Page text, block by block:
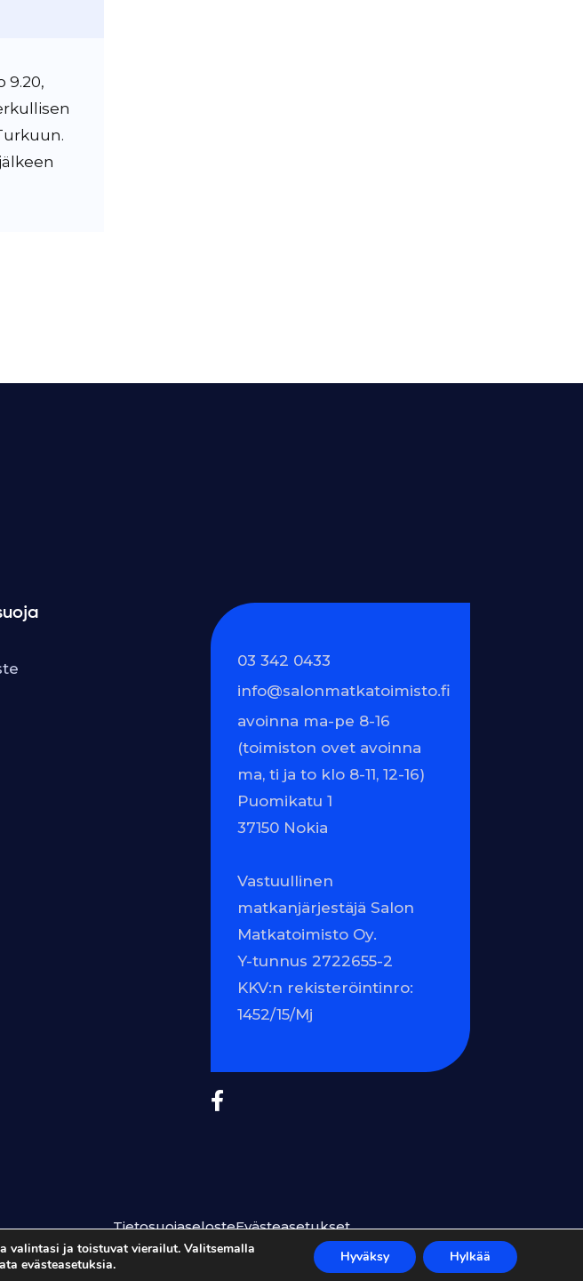
9.20,
03 342 0433
info@salonmatkatoimisto.fi
avoinna ma-pe 8-16
(toimiston ovet avoinna
ma, ti ja to klo 8-11, 12-16)
Puomikatu 1
37150 Nokia
Vastuullinen
matkanjärjestäjä Salon
Matkatoimisto Oy.
Y-tunnus 2722655-2
KKV:n rekisteröintinro:
1452/15/Mj
TietosuojaselosteEvästeasetukset
valintasi ja toistuvat vierailut. Valitsemalla
evästeasetuksia. Hyväksy Hylkää